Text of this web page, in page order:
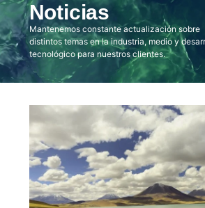
Noticias
Mantenemos constante actualización sobre
distintos temas en la industria, medio y
tecnológico para nuestros clientes.